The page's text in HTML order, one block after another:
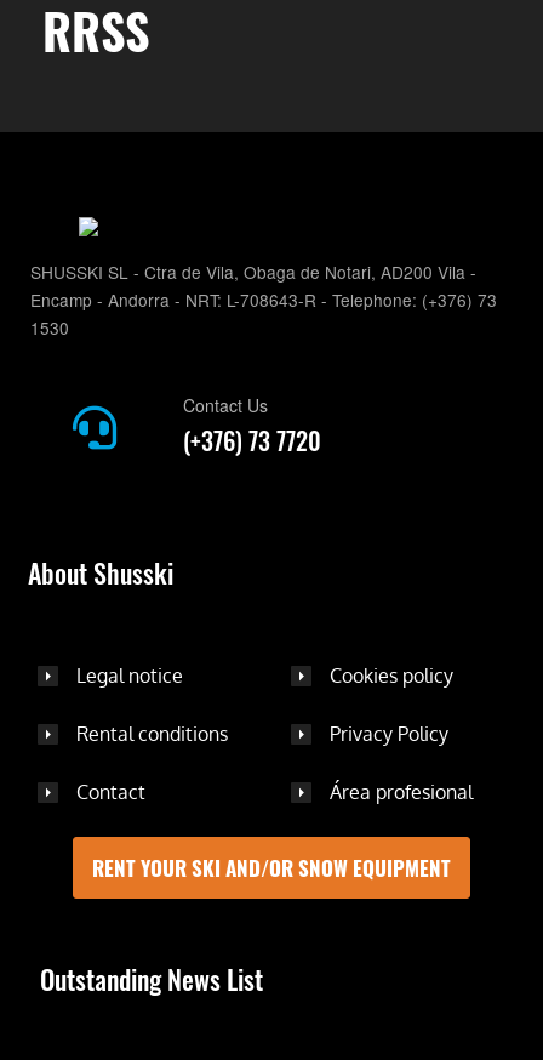
RRSS
SHUSSKI SL - Ctra de Vila, Obaga de Notari, AD200 Vila -
Encamp - Andorra - NRT: L-708643-R - Telephone: (+376) 73
1530
Contact Us
(+376) 73 7720
About Shusski
Legal notice Cookies policy
Rental conditions Privacy Policy
Contact Área profesional
RENT YOUR SKI AND/OR SNOW EQUIPMENT
Outstanding News List